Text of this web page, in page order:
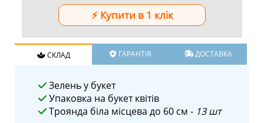
СКЛАД ГАРАНТІЯ ДОСТАВКА
Зелень у букет
Упаковка на букет квітів
Троянда біла місцева до 60 см - 13 шт